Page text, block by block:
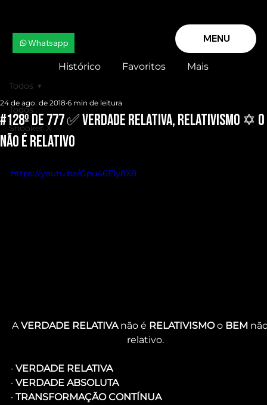
MENU
Whatsapp
Histórico Favoritos Mais
Todos
Snooker X
Todos
#128º de 777 ✅ VERDADE RELATIVA, RELATIVISMO ✡ O
NÃO É RELATIVO
24 de ago. de 2018 6 min de leitura
https://youtu.be/Gpu46Ely8X8
A VERDADE RELATIVA não é RELATIVISMO o BEM
relativo.
· VERDADE RELATIVA
· VERDADE ABSOLUTA
· TRANSFORMAÇÃO CONTÍNUA